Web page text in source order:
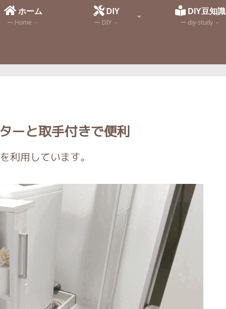
ホーム
ー Home －
DIY
ー DIY －
DIY豆知識
ー diy-study －
ーと取手付きで便利
用しています。